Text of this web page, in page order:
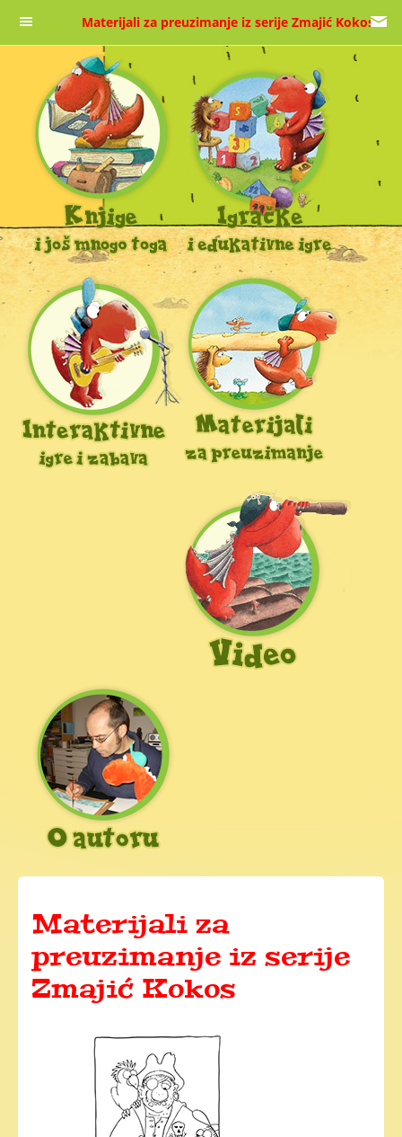
Naslovnica
O nama
Kontakt
O autorima
PRATITE NAS NA DRUŠTVENIM MREŽAMA!
Facebook
Google +
Twitter
Materijali za preuzimanje iz serije Zmajić Kokos
Materijali za
preuzimanje iz serije
Zmajić Kokos